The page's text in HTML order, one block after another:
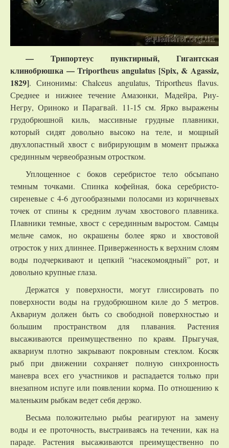
— Трипортеус пунктирный, Гигантская
клинобрюшка —Triportheus angulatus [Spix, &Agassiz,
1829]. Синонимы: Chalceus angulatus, Triportheus flavus.
Среднее и нижнее течение Амазонки, Мадейра, Риу-
Негру, Ориноко и Парагвай. 11-15 см. Ярко выражены
грудобрюшной киль, массивные грудные плавники,
который сидят довольно высоко на теле, и мощный
двухлопастный хвост с вибрирующим в момент прыжка
срединным червеобразным отростком.
Уплощенное с боков серебристое тело обсыпано
темным точками. Спинка кофейная, бока серебристо-
сиреневые с 4-6 дугообразными полосами из коричневых
точек от спины к средним лучам хвостового плавника.
Плавники темные, хвост с серединным выростом. Самцы
мельче самок, но окрашены более ярко и хвостовой
отросток у них длиннее. Приверженность к верхним слоям
воды подчеркивают и цепкий “насекомоядный” рот, и
довольно крупные глаза.
Держатся у поверхности, могут глиссировать по
поверхности воды на грудобрюшном киле до 5 метров.
Аквариум должен быть со свободной поверхностью и
большим пространством для плавания. Растения
высаживаются преимущественно по краям. Прыгучая,
аквариум плотно закрывают покровным стеклом. Косяк
рыб при движении сохраняет полную синхронность
маневра всех его участников и распадается только при
внезапном испуге или появлении корма. По отношению к
маленьким рыбкам ведет себя дерзко.
Весьма положительно рыбы реагируют на замену
воды и ее проточность, выстраиваясь на течении, как на
параде. Растения высаживаются преимущественно по